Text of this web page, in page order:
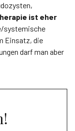
ist eher
systemische
Einsatz, die
darf man aber